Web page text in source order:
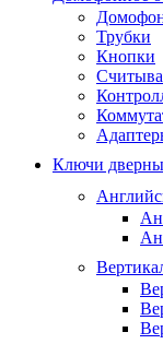
Трубки
Кнопки
Ключи